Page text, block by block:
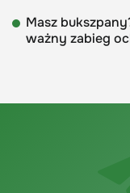
Masz
ważny zabieg